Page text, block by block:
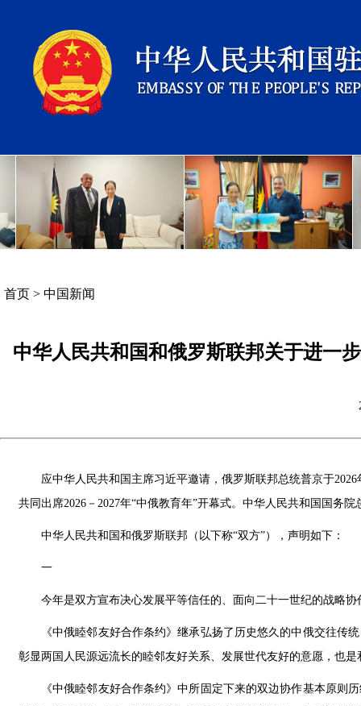
首页 > 中国新闻
中华人民共和国和俄罗斯联邦关于进一
应中华人民共和国主席习近平邀请，俄罗斯联邦总统普京于
共同出席2026－2027年“中俄教育年”开幕式。中华人民共和国国务
中华人民共和国和俄罗斯联邦（以下称“双方”），声明如下：
一
今年是双方宣布决心发展平等信任的、面向二十一世纪的战略
《中俄睦邻友好合作条约》继承弘扬了历史悠久的中俄交往传
彰显两国人民源远流长的睦邻友好关系、发展世代友好的意愿，也
《中俄睦邻友好合作条约》中所固定下来的双边协作基本原则